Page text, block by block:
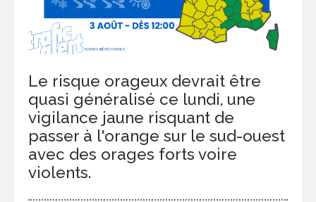
Le risque orageux devrait être
quasi généralisé ce lundi, une
vigilance jaune risquant de
passer à l'orange sur le sud-ouest
avec des orages forts voire
violents.